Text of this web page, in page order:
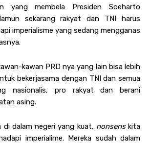
yang membela Presiden Soeharto
sekarang rakyat dan TNI harus
imperialisme yang sedang mengganas
kawan PRD nya yang lain bisa lebih
bekerjasama dengan TNI dan semua
nasionalis, pro rakyat dan berani
asing.
di dalam negeri yang kuat, nonsenskita
imperialime. Mereka sudah dalam